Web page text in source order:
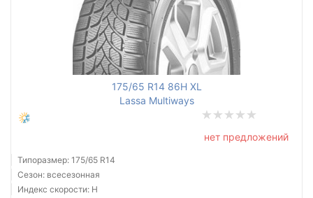
175/65 R14 86H XL
Lassa Multiways
нет предложений
Типоразмер: 175/65 R14
Сезон: всесезонная
Индекс скорости: H